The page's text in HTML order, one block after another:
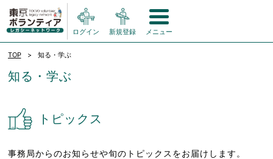
ログイン 新規登録 メニュー
TOP 知る・学ぶ
知る・学ぶ
トピックス
事務局からのお知らせや旬のトピックスをお届けします。